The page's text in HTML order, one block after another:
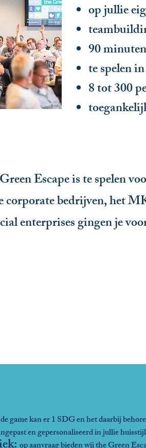
op jullie
90
te spelen
8 tot 300
Escape is te spelen
corporate bedrijven, het
enterprises gingen je
game kan er 1 SDG en het daarbij
en gepersonaliseerdin jullie huisstijl